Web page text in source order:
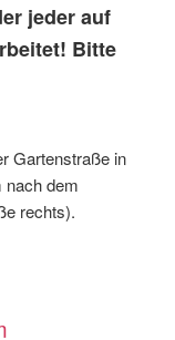
jeder auf
Bitte
Gartenstraße in
nach dem
rechts).